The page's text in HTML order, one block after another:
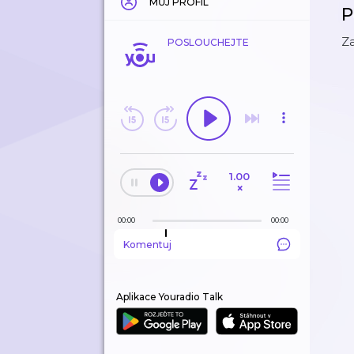
POSLOUCHEJTE
1.00
×
00:00 00:00
Komentuj
Aplikace Youradio Talk